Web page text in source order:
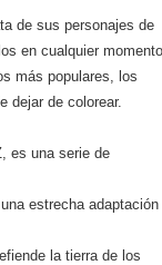
de sus personajes de
en cualquier
más populares, los
dejar de colorear.
es una serie de
estrecha adaptación
la tierra de los